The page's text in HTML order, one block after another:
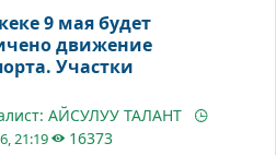
9 мая будет
движение
Участки
АЙСУЛУУ ТАЛАНТ
21:19 16373